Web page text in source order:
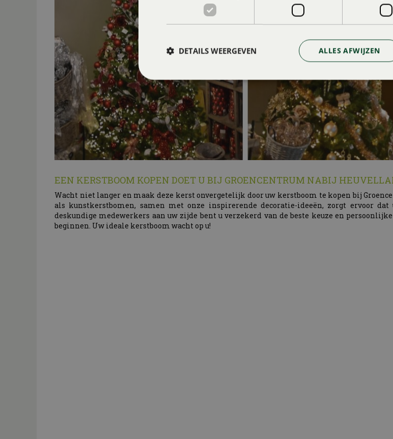
EEN KERSTBOOM KOPEN DOET U BIJ GROENCENTRUM NABIJ
Wacht niet langer en maak deze kerst onvergetelijk door uw kerstboom te kopen bij
als kunstkerstbomen, samen met onze inspirerende decoratie-ideeën, zorgt ervoor
deskundige medewerkers aan uw zijde bent u verzekerd van de beste keuze en
beginnen. Uw ideale kerstboom wacht op u!
ALLES AFWIJZEN
DETAILS WEERGEVEN